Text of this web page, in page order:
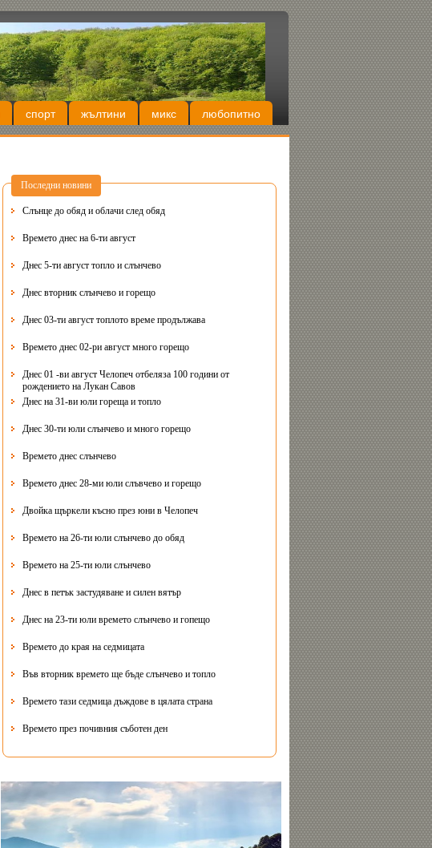
спорт жълтини микс любопитно
Последни новини
Слънце до обяд и облачи след обяд
Времето днес на 6-ти август
Днес 5-ти август топло и слънчево
Днес вторник слънчево и горещо
Днес 03-ти август топлото време продължава
Времето днес 02-ри август много горещо
Днес 01 -ви август Челопеч отбеляза 100 години от
рождението на Лукан Савов
Днес на 31-ви юли гореща и топло
Днес 30-ти юли слънчево и много горещо
Времето днес слънчево
Времето днес 28-ми юли слъвчево и горещо
Двойка щъркели късно през юни в Челопеч
Времето на 26-ти юли слънчево до обяд
Времето на 25-ти юли слънчево
Днес в петък застудяване и силен вятър
Днес на 23-ти юли времето слънчево и гопещо
Времето до края на седмицата
Във вторник времето ще бъде слънчево и топло
Времето тази седмица дъждове в цялата страна
Времето през почивния съботен ден